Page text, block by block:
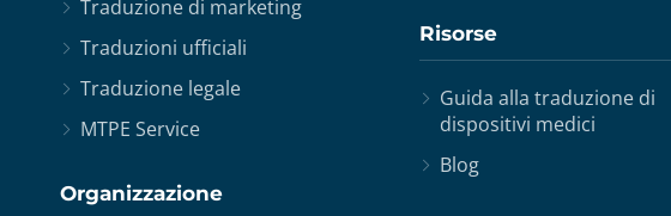
Traduzione di marketing
Traduzioni ufficiali
Traduzione legale
MTPE Service
Organizzazione
Risorse
Guida alla traduzione di
dispositivi medici
Blog